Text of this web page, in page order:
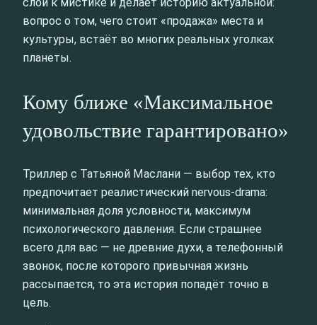
вопрос о том, чего стоит «продажа» места и
культуры, встаёт во многих реальных уголках
планеты.
Кому ближе «Максимальное
удовольствие гарантировано»
Триллер с Татьяной Маслани — выбор тех, кто
предпочитает реалистический nervous‑drama:
минимальная доля условности, максимум
психологического давления. Если страшнее
всего для вас — не древние духи, а телефонный
звонок, после которого привычная жизнь
рассыпается, то эта история попадёт точно в
цель.